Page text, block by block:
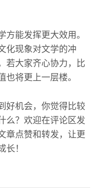
方能发挥更大效用。
化现象对文学的冲
若大家齐心协力，比
也将更上一层楼。
好机会，你觉得比较
么？欢迎在评论区发
章点赞和转发，让更
长！